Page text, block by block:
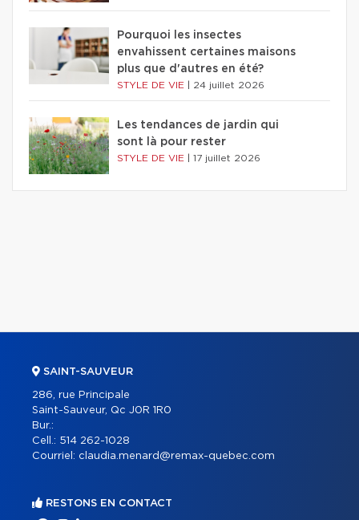
Pourquoi les insectes
envahissent certaines maisons
plus que d'autres en été?
STYLE DE VIE 24 juillet 2026
Les tendances de jardin qui
sont là pour rester
STYLE DE VIE 17 juillet 2026
SAINT-SAUVEUR
286, rue Principale
Saint-Sauveur, Qc J0R 1R0
Bur.:
Cell.: 514 262-1028
Courriel: claudia.menard@remax-quebec.com
RESTONS EN CONTACT